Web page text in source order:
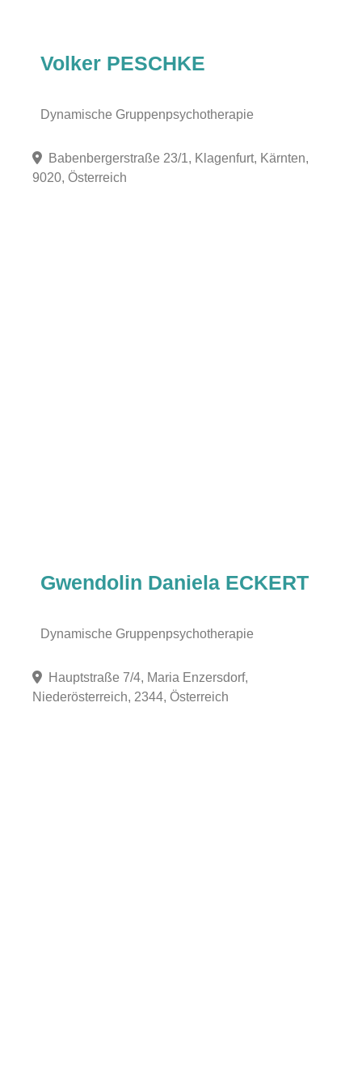
Volker PESCHKE
Dynamische Gruppenpsychotherapie
Babenbergerstraße 23/1, Klagenfurt, Kärnten,
9020, Österreich
Gwendolin Daniela ECKERT
Dynamische Gruppenpsychotherapie
Hauptstraße 7/4, Maria Enzersdorf,
Niederösterreich, 2344, Österreich